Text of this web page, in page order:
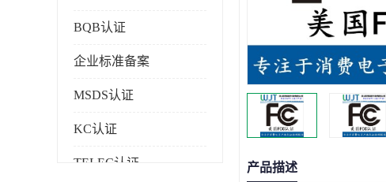
BQB认证
企业标准备案
MSDS认证
KC认证
TELEC认证 产品描述